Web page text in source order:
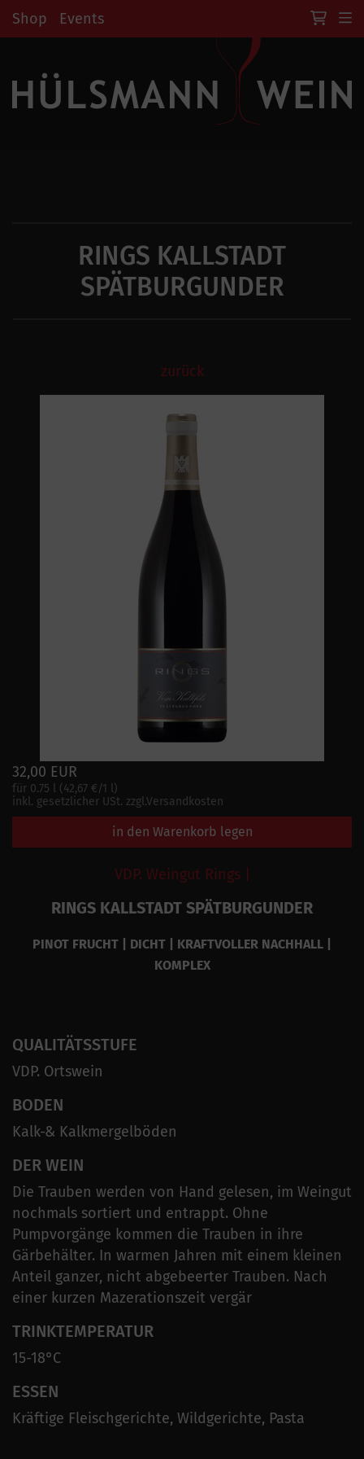
Shop Events
RINGS KALLSTADT
SPÄTBURGUNDER
zurück
32,00 EUR
für 0.75 l (42,67 €/1 l)
inkl. gesetzlicher USt. zzgl.Versandkosten
in den Warenkorb legen
VDP. Weingut Rings |
RINGS KALLSTADT SPÄTBURGUNDER
PINOT FRUCHT | DICHT | KRAFTVOLLER NACHHALL |
KOMPLEX
QUALITÄTSSTUFE
VDP. Ortswein
BODEN
Kalk-& Kalkmergelböden
DER WEIN
Die Trauben werden von Hand gelesen, im Weingut
nochmals sortiert und entrappt. Ohne
Pumpvorgänge kommen die Trauben in ihre
Gärbehälter. In warmen Jahren mit einem kleinen
Anteil ganzer, nicht abgebeerter Trauben. Nach
einer kurzen Mazerationszeit vergär
TRINKTEMPERATUR
15-18°C
ESSEN
Kräftige Fleischgerichte, Wildgerichte, Pasta